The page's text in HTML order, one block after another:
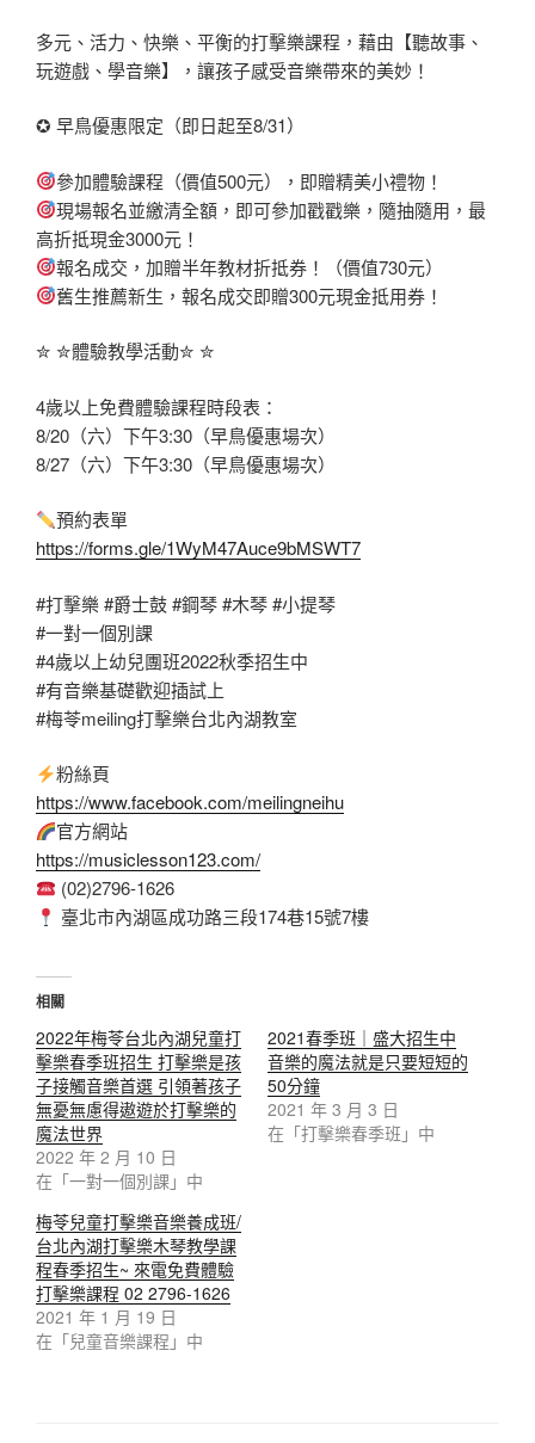
多元、活力、快樂、平衡的打擊樂課程，藉由【聽故事、
玩遊戲、學音樂】，讓孩子感受音樂帶來的美妙！
✪ 早鳥優惠限定（即日起至8/31）
參加體驗課程（價值500元），即贈精美小禮物！
現場報名並繳清全額，即可參加戳戳樂，隨抽隨用，最
高折抵現金3000元！
報名成交，加贈半年教材折抵券！（價值730元）
舊生推薦新生，報名成交即贈300元現金抵用券！
✮ ✮體驗教學活動✮ ✮
4歲以上免費體驗課程時段表：
8/20（六）下午3:30（早鳥優惠場次）
8/27（六）下午3:30（早鳥優惠場次）
預約表單
https://forms.gle/1WyM47Auce9bMSWT7
#打擊樂#爵士鼓#鋼琴#木琴#小提琴
#一對一個別課
#4歲以上幼兒團班2022秋季招生中
#有音樂基礎歡迎插試上
#梅苓meiling打擊樂台北內湖教室
粉絲頁
https://www.facebook.com/meilingneihu
官方網站
https://musiclesson123.com/
(02)2796-1626
臺北市內湖區成功路三段174巷15號7樓
相關
2022年梅苓台北內湖兒童打
擊樂春季班招生 打擊樂是孩
子接觸音樂首選 引領著孩子
無憂無慮得遨遊於打擊樂的
魔法世界
2022 年 2 月 10 日
在「一對一個別課」中
2021春季班｜盛大招生中
音樂的魔法就是只要短短的
50分鐘
2021 年 3 月 3 日
在「打擊樂春季班」中
梅苓兒童打擊樂音樂養成班/
台北內湖打擊樂木琴教學課
程春季招生~ 來電免費體驗
打擊樂課程 02 2796-1626
2021 年 1 月 19 日
在「兒童音樂課程」中